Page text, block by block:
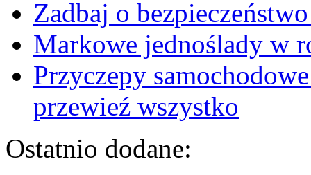
Zadbaj o
Markowe jednoślady w
Przyczepy
przewieź wszystko
Ostatnio dodane: